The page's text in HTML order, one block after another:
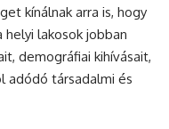
kínálnak arra is, hogy
helyi lakosok jobban
demográfiai kihívásait,
adódó társadalmi és